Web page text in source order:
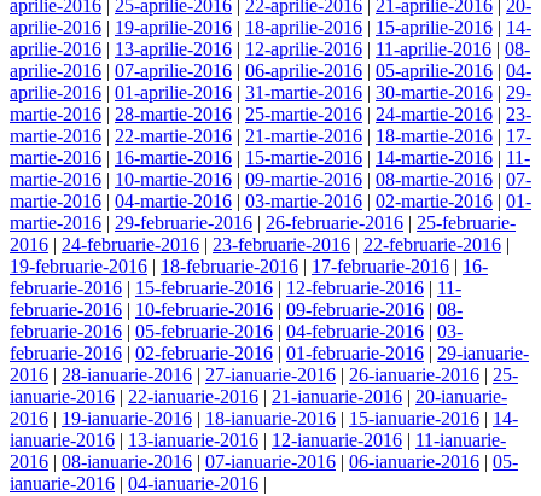
aprilie-2016 | 25-aprilie-2016 | 22-aprilie-2016 | 21-aprilie-2016 | 20-
aprilie-2016 | 19-aprilie-2016 | 18-aprilie-2016 | 15-aprilie-2016 | 14-
aprilie-2016 | 13-aprilie-2016 | 12-aprilie-2016 | 11-aprilie-2016 | 08-
aprilie-2016 | 07-aprilie-2016 | 06-aprilie-2016 | 05-aprilie-2016 | 04-
aprilie-2016 | 01-aprilie-2016 | 31-martie-2016 | 30-martie-2016 | 29-
martie-2016 | 28-martie-2016 | 25-martie-2016 | 24-martie-2016 | 23-
martie-2016 | 22-martie-2016 | 21-martie-2016 | 18-martie-2016 | 17-
martie-2016 | 16-martie-2016 | 15-martie-2016 | 14-martie-2016 | 11-
martie-2016 | 10-martie-2016 | 09-martie-2016 | 08-martie-2016 | 07-
martie-2016 | 04-martie-2016 | 03-martie-2016 | 02-martie-2016 | 01-
martie-2016 | 29-februarie-2016 | 26-februarie-2016 | 25-februarie-
2016 | 24-februarie-2016 | 23-februarie-2016 | 22-februarie-2016 |
19-februarie-2016 | 18-februarie-2016 | 17-februarie-2016 | 16-
februarie-2016 | 15-februarie-2016 | 12-februarie-2016 | 11-
februarie-2016 | 10-februarie-2016 | 09-februarie-2016 | 08-
februarie-2016 | 05-februarie-2016 | 04-februarie-2016 | 03-
februarie-2016 | 02-februarie-2016 | 01-februarie-2016 | 29-ianuarie-
2016 | 28-ianuarie-2016 | 27-ianuarie-2016 | 26-ianuarie-2016 | 25-
ianuarie-2016 | 22-ianuarie-2016 | 21-ianuarie-2016 | 20-ianuarie-
2016 | 19-ianuarie-2016 | 18-ianuarie-2016 | 15-ianuarie-2016 | 14-
ianuarie-2016 | 13-ianuarie-2016 | 12-ianuarie-2016 | 11-ianuarie-
2016 | 08-ianuarie-2016 | 07-ianuarie-2016 | 06-ianuarie-2016 | 05-
ianuarie-2016 | 04-ianuarie-2016 |